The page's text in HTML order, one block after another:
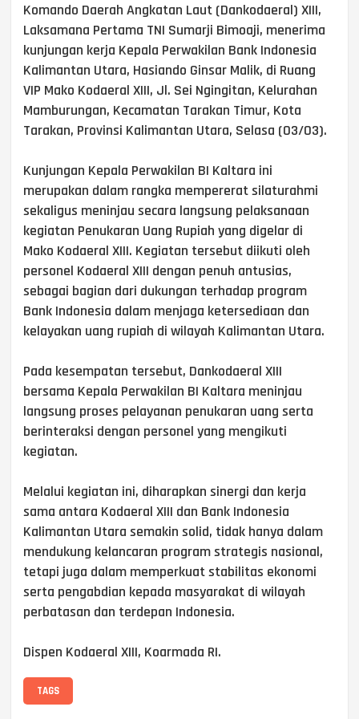
Komando Daerah Angkatan Laut (Dankodaeral) XIII,
Laksamana Pertama TNI Sumarji Bimoaji, menerima
kunjungan kerja Kepala Perwakilan Bank Indonesia
Kalimantan Utara, Hasiando Ginsar Malik, di Ruang
VIP Mako Kodaeral XIII, Jl. Sei Ngingitan, Kelurahan
Mamburungan, Kecamatan Tarakan Timur, Kota
Tarakan, Provinsi Kalimantan Utara, Selasa (03/03).
Kunjungan Kepala Perwakilan BI Kaltara ini
merupakan dalam rangka mempererat silaturahmi
sekaligus meninjau secara langsung pelaksanaan
kegiatan Penukaran Uang Rupiah yang digelar di
Mako Kodaeral XIII. Kegiatan tersebut diikuti oleh
personel Kodaeral XIII dengan penuh antusias,
sebagai bagian dari dukungan terhadap program
Bank Indonesia dalam menjaga ketersediaan dan
kelayakan uang rupiah di wilayah Kalimantan Utara.
Pada kesempatan tersebut, Dankodaeral XIII
bersama Kepala Perwakilan BI Kaltara meninjau
langsung proses pelayanan penukaran uang serta
berinteraksi dengan personel yang mengikuti
kegiatan.
Melalui kegiatan ini, diharapkan sinergi dan kerja
sama antara Kodaeral XIII dan Bank Indonesia
Kalimantan Utara semakin solid, tidak hanya dalam
mendukung kelancaran program strategis nasional,
tetapi juga dalam memperkuat stabilitas ekonomi
serta pengabdian kepada masyarakat di wilayah
perbatasan dan terdepan Indonesia.
Dispen Kodaeral XIII, Koarmada RI.
TAGS